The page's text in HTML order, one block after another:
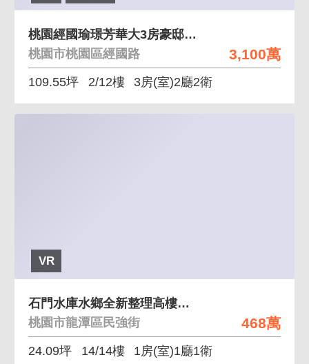
3,100萬
桃園經國瑜璟芳華大3房豪邸五車位
桃園市桃園區經國路
109.55坪 2/12樓 3房(室)2廳2衛
VR
468萬
石門水庫水鄉全新整理高樓套房+車位
桃園市龍潭區民強街
24.09坪 14/14樓 1房(室)1廳1衛